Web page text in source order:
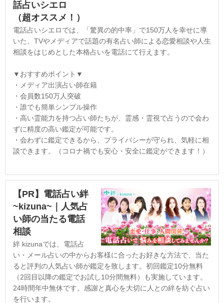
話占いシエロ
（超オススメ！）
電話占いシエロでは、「驚異の的中率」で150万人を幸せに導
いた、TVやメディアで話題の有名占い師による恋愛相談や人生
相談をはじめとした本格占いを電話にて行えます。
▼おすすめポイント▼
・メディア出演占い師在籍
・会員数150万人突破
・誰でも簡単シンプル操作
・高い霊能力を持つ占い師たちが、霊感・霊視で占うので会わ
ずに精度の高い鑑定が可能です。
・会わずに鑑定できるから、プライバシーが守られ、気軽に相
談できます。（コロナ禍でも安心・安全に鑑定ができます！）
【PR】電話占い絆
~kizuna~｜人気占
い師の当たる電話
相談
絆 kizunaでは、電話占
い・メール占いの中からお客様に合ったお好きな方法で、当た
ると評判の人気占い師が鑑定を致します。初回鑑定10分無料
（2回目以降の鑑定でお試し10分間無料）も実施しています。
24時間年中無休です。感謝と真心を大切に人との絆を紡ぐ占い
を行います。